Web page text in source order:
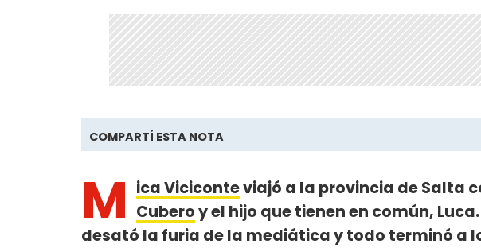
COMPARTÍ ESTA NOTA
M ica Viciconteviajó a la provincia de Salta
Cuberoy el hijo que tienen en común,
desató la furia de la mediática y todo terminó a